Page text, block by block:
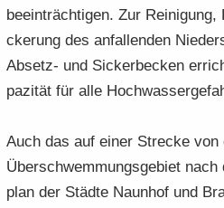
be­ein­träch­ti­gen. Zur
cke­rung des an­fal­len­den
Absetz-​ und Si­cker­be­cken
pa­zi­tät für alle
Auch das auf einer Stre­cke
Über­schwem­mungs­ge­biet
plan der Städ­te Naun­hof und